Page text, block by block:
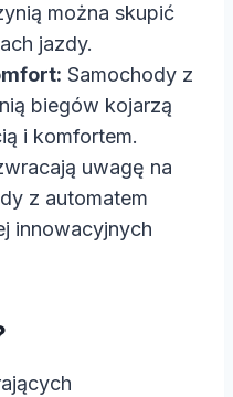
można skupić
jazdy.
Samochody z
biegów kojarzą
i komfortem.
uwagę na
z automatem
innowacyjnych